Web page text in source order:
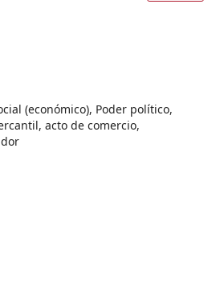
(económico), Poder político,
acto de comercio,